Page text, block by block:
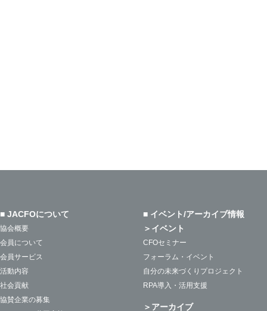
■ JACFOについて
協会概要
会員について
会員サービス
活動内容
社会貢献
協賛企業の募集
■ イベント/アーカイブ情報
＞イベント
CFOセミナー
フォーラム・イベント
自分の未来づくりプロジェクト
RPA導入・活用支援
＞アーカイブ